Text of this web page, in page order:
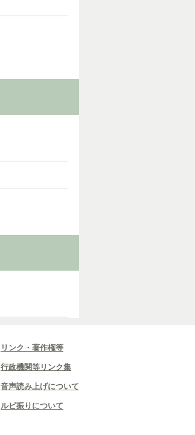
リンク・著作権等
行政機関等リンク集
音声読み上げについて
ルビ振りについて